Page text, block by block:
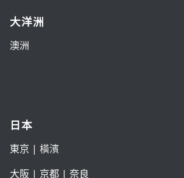
大洋洲
澳洲
日本
東京 | 橫濱
大阪 | 京都| 奈良